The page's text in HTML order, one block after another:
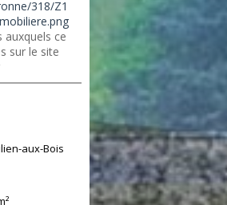
318/Z1
auxquels ce
sur le site
aux-Bois